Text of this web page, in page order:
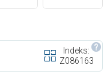
Indeks:
Z086163